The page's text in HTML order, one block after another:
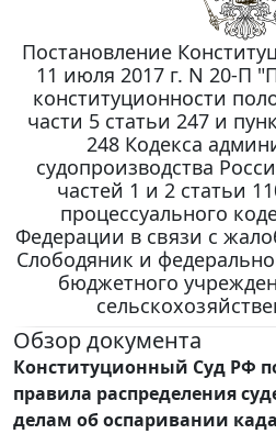
Постановление
11 июля 2017 г. N 20-П
конституционности
части 5 статьи 247 и
248 Кодекса
судопроизводства
частей 1 и 2 статьи
процессуального
Федерации в связи с
Слободяник и
бюджетного
Обзор документа
Конституционный Суд РФ
правила распределения
делам об оспаривании